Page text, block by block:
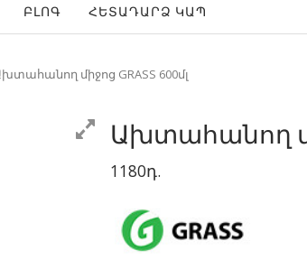
ԲԼՈԳ ՀԵՏԱԴԱՐՁ ԿԱՊ
միջոց GRASS 600մլ
Ախտահանող
1180դ.